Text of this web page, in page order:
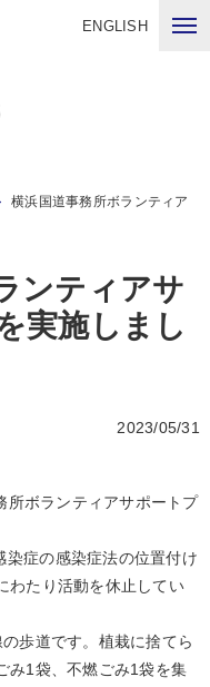
ENGLISH
横浜国道事務所ボランティア
ンティアサ
実施しまし
2023/05/31
所ボランティアサポートプ
症の感染症法の位置付け
わたり活動を休止してい
歩道です。植栽に捨てら
み1袋、不燃ごみ1袋を集